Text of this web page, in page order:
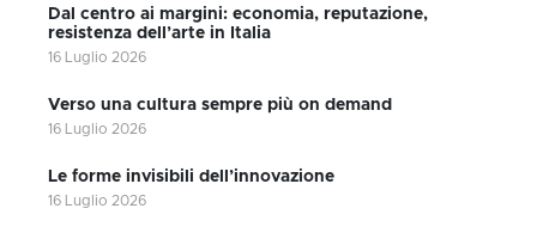
Dal centro ai margini: economia, reputazione,
resistenza dell’arte in Italia
16 Luglio 2026
Verso una cultura sempre più on demand
16 Luglio 2026
Le forme invisibili dell’innovazione
16 Luglio 2026